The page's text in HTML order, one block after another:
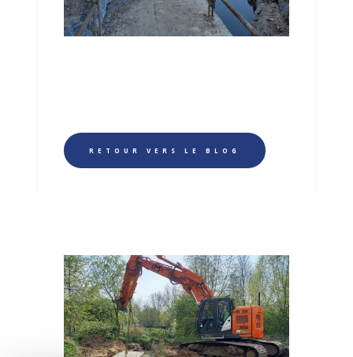
RETOUR VERS LE BLOG